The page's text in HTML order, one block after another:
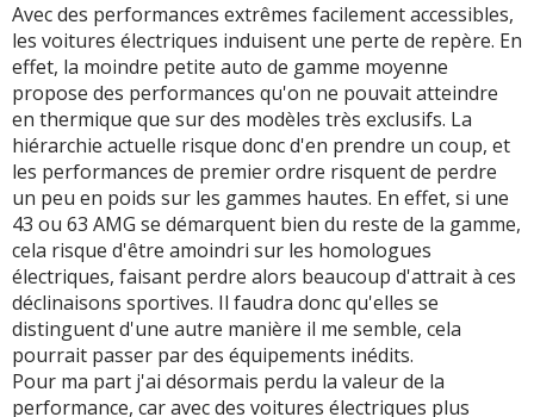
Avec des performances extrêmes facilement accessibles,
les voitures électriques induisent une perte de repère. En
effet, la moindre petite auto de gamme moyenne
propose des performances qu'on ne pouvait atteindre
en thermique que sur des modèles très exclusifs. La
hiérarchie actuelle risque donc d'en prendre un coup, et
les performances de premier ordre risquent de perdre
un peu en poids sur les gammes hautes. En effet, si une
43 ou 63 AMG se démarquent bien du reste de la gamme,
cela risque d'être amoindri sur les homologues
électriques, faisant perdre alors beaucoup d'attrait à ces
déclinaisons sportives. Il faudra donc qu'elles se
distinguent d'une autre manière il me semble, cela
pourrait passer par des équipements inédits.
Pour ma part j'ai désormais perdu la valeur de la
performance, car avec des voitures électriques plus